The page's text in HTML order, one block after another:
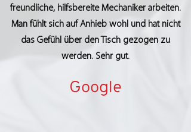
freundliche, hilfsbereite Mechaniker arbeiten.
Man fühlt sich auf Anhieb wohl und hat nicht
das Gefühl über den Tisch gezogen zu
werden. Sehr gut.
Google